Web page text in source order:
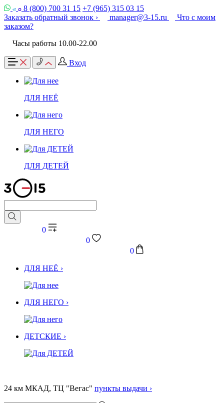
8 (800) 700 31 15 +7 (965) 315 03 15
Заказать обратный звонок ›
manager@3-15.ru
Что с моим
заказом?
Часы работы 10.00-22.00
Вход
ДЛЯ НЕЁ
ДЛЯ НЕГО
ДЛЯ ДЕТЕЙ
0
0
0
ДЛЯ НЕЁ ›
ДЛЯ НЕГО ›
ДЕТСКИЕ ›
24 км МКАД, ТЦ "Вегас" пункты выдачи ›